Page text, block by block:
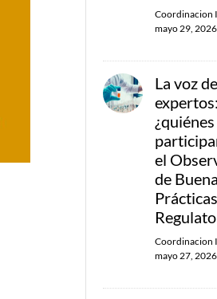
Coordinacion
mayo 29, 2026
La voz
expertos:
¿quiénes
el
de
Prácticas
Coordinacion
mayo 27, 2026